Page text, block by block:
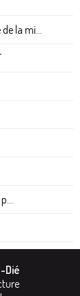
la mi...
Dié